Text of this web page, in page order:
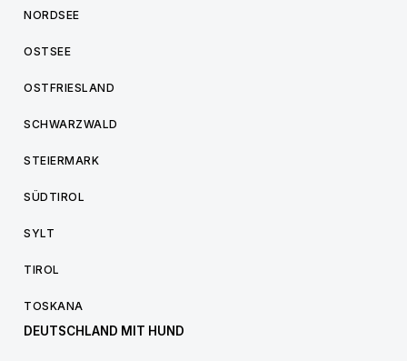
NORDSEE
OSTSEE
OSTFRIESLAND
SCHWARZWALD
STEIERMARK
SÜDTIROL
SYLT
TIROL
TOSKANA
DEUTSCHLAND MIT HUND